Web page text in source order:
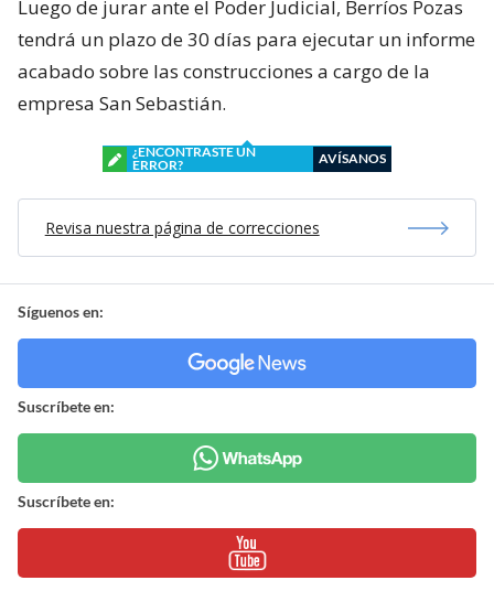
Luego de jurar ante el Poder Judicial, Berríos Pozas
tendrá un plazo de 30 días para ejecutar un informe
acabado sobre las construcciones a cargo de la
empresa San Sebastián.
¿ENCONTRASTE UN
ERROR?
AVÍSANOS
Revisa nuestra página de correcciones
Síguenos en:
Suscríbete en:
Suscríbete en: